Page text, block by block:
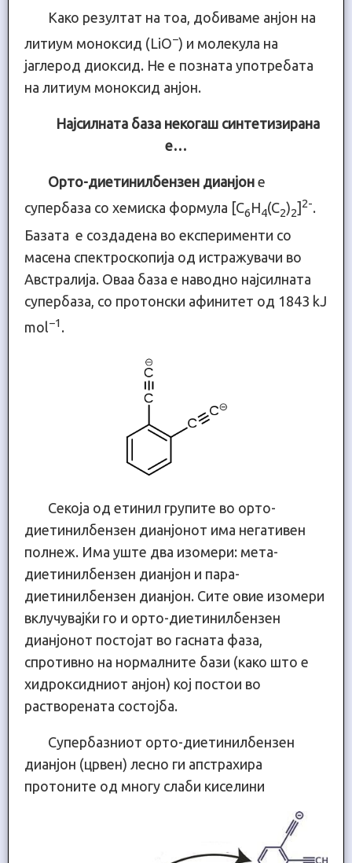
Како резултат на тоа, добиваме анјон на
литиум моноксид (LiO−) и молекула на
јаглерод диоксид. Не е позната употребата
на литиум моноксид анјон.
Најсилната база некогаш синтетизирана
e…
Орто-диетинилбензен дианјон е
супербаза со хемиска формула [C6H4(C2)2] 2-.
Базата е создадена во експерименти со
масена спектроскопија од истражувачи во
Австралија. Оваа база е наводно најсилната
супербаза, со протонски афинитет од 1843 kJ
mol−1.
Секоја од етинил групите во орто-
диетинилбензен дианјонот има негативен
полнеж. Има уште два изомери: мета-
диетинилбензен дианјон и пара-
диетинилбензен дианјон. Сите овие изомери
вклучувајќи го и орто-диетинилбензен
дианјонот постојат во гасната фаза,
спротивно на нормалните бази (како што е
хидроксидниот анјон) кој постои во
растворената состојба.
Супербазниот орто-диетинилбензен
дианјон (црвен) лесно ги апстрахира
протоните од многу слаби киселини